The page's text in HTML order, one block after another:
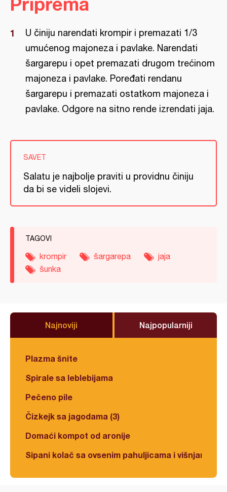
U činiju narendati krompir i premazati 1/3
umućenog majoneza i pavlake. Narendati
šargarepu i opet premazati drugom trećinom
majoneza i pavlake. Poređati rendanu
šargarepu i premazati ostatkom majoneza i
pavlake. Odgore na sitno rende izrendati jaja.
SAVET
Salatu je najbolje praviti u providnu činiju
da bi se videli slojevi.
TAGOVI
krompir šargarepa
jaja
šunka
Najnoviji Najpopularniji
Plazma šnite
Spirale sa leblebijama
Pečeno pile
Čizkejk sa jagodama (3)
Domaći kompot od aronije
Sipani kolač sa ovsenim pahuljicama i višnjama